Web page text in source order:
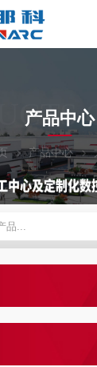
产品中心
产品中心